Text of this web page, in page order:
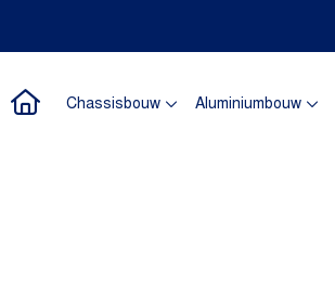
Naar de homepagina
Chassisbouw Aluminiumbouw